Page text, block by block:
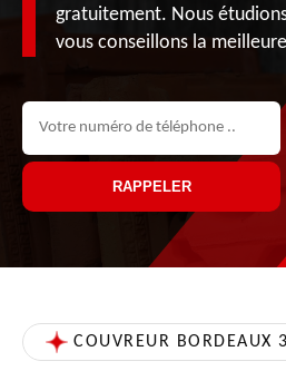
gratuitement. Nous
vous conseillons la
COUVREUR BORDEAUX